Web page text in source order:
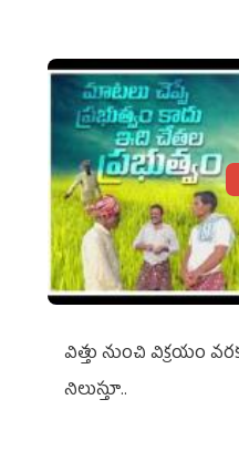
విత్తు నుంచి విక్రయం
నిలుస్తూ..